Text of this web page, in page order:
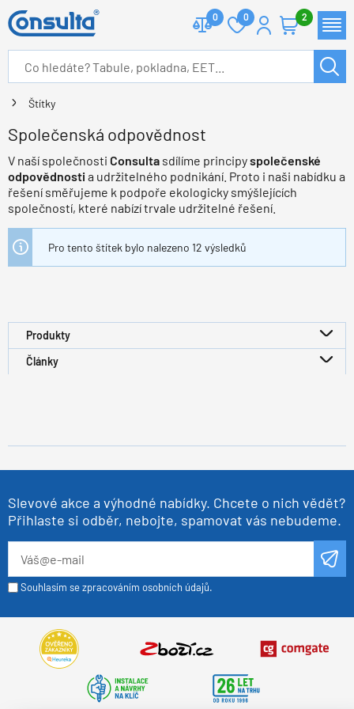
0 0 2
Štítky
Společenská odpovědnost
V naší společnosti Consulta sdílíme principyspolečenské
odpovědnosti a udržitelného podnikání. Proto i naši nabídku a
řešení směřujeme k podpoře ekologicky smýšlejících
společností, které nabízí trvale udržitelné řešení.
Pro tento štítek bylo nalezeno 12 výsledků
Produkty
Články
Slevové akce a výhodné nabídky. Chcete o nich vědět?
Přihlaste si odběr, nebojte, spamovat vás nebudeme.
Souhlasím se zpracováním osobních údajů.